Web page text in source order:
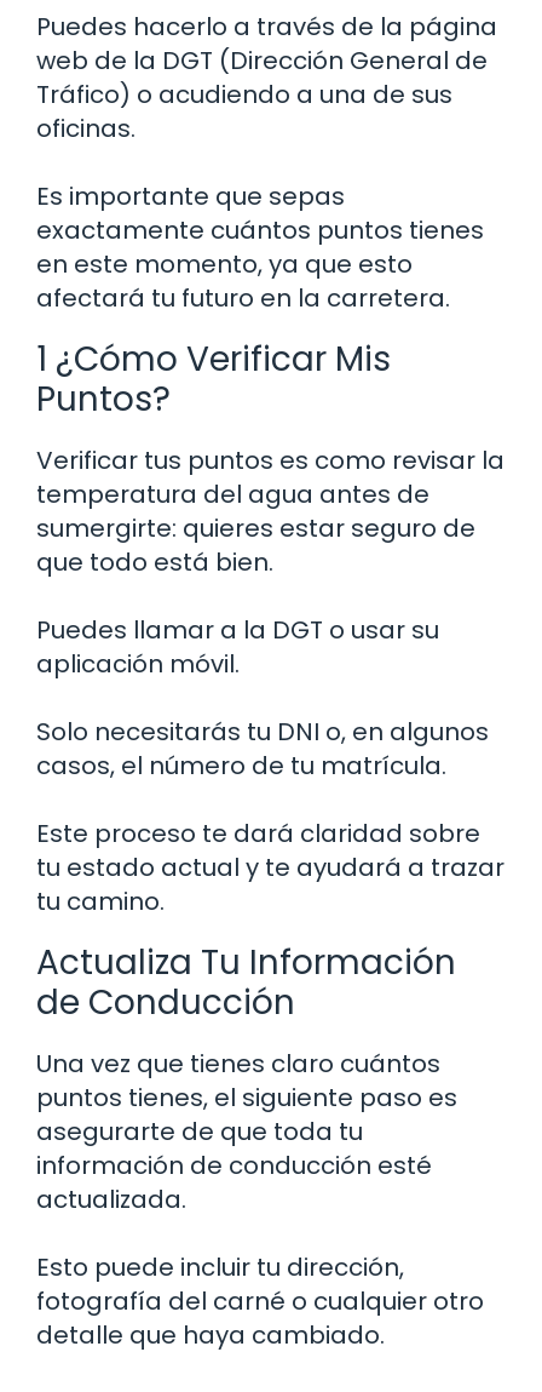
Puedes hacerlo a través de la página
web de la DGT (Dirección General de
Tráfico) o acudiendo a una de sus
oficinas.
Es importante que sepas
exactamente cuántos puntos tienes
en este momento, ya que esto
afectará tu futuro en la carretera.
1 ¿Cómo Verificar Mis
Puntos?
Verificar tus puntos es como revisar la
temperatura del agua antes de
sumergirte: quieres estar seguro de
que todo está bien.
Puedes llamar a la DGT o usar su
aplicación móvil.
Solo necesitarás tu DNI o, en algunos
casos, el número de tu matrícula.
Este proceso te dará claridad sobre
tu estado actual y te ayudará a trazar
tu camino.
Actualiza Tu Información
de Conducción
Una vez que tienes claro cuántos
puntos tienes, el siguiente paso es
asegurarte de que toda tu
información de conducción esté
actualizada.
Esto puede incluir tu dirección,
fotografía del carné o cualquier otro
detalle que haya cambiado.